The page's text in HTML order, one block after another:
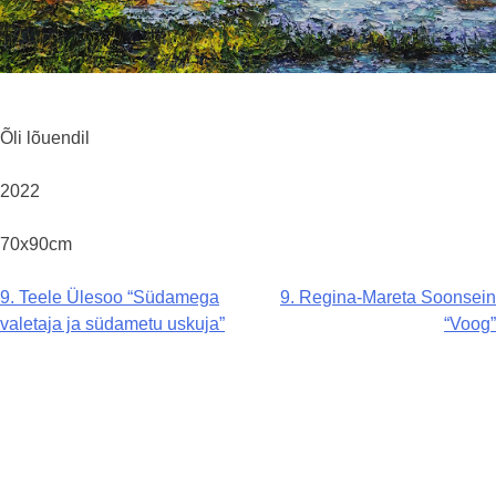
Õli lõuendil
2022
70x90cm
Navigeerimine
9. Teele Ülesoo “Südamega
valetaja ja südametu uskuja”
9. Regina-Mareta Soonsein
“Voog”